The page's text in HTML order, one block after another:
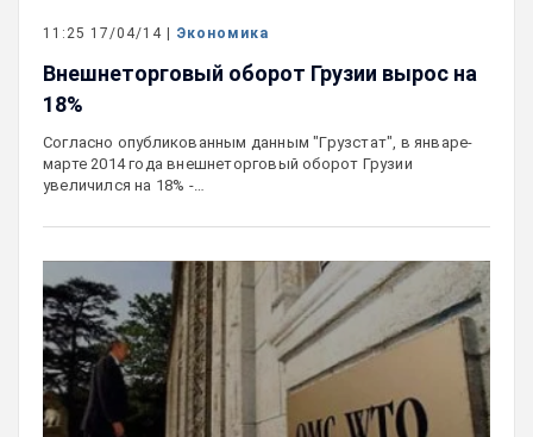
11:25 17/04/14 | Экономика
Внешнеторговый оборот Грузии вырос на
18%
Согласно опубликованным данным "Грузстат", в январе-
марте 2014 года внешнеторговый оборот Грузии
увеличился на 18% -…